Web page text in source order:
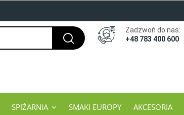
Zadzwoń do nas:
+48 783 400 600
SPIŻARNIA SMAKI EUROPY AKCESORIA